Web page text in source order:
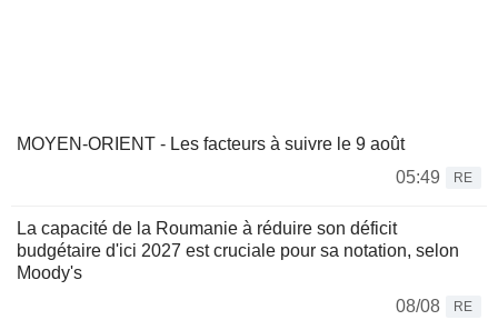
MOYEN-ORIENT - Les facteurs à suivre le 9 août
05:49
RE
La capacité de la Roumanie à réduire son déficit
budgétaire d'ici 2027 est cruciale pour sa notation, selon
Moody's
08/08
RE